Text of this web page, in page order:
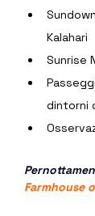
Kalahari
Sunrise
dintorni
Farmhouse o